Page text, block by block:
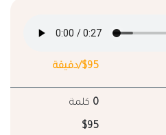
$95/دقيقة
0 كلمة
$95